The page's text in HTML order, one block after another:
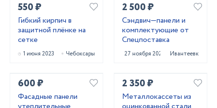
550 ₽
Гибкий кирпич в
защитной плёнке на
сетке
1 июня 2023 Чебоксары
2 500 ₽
Сэндвич—панели и
комплектующие от
Спецпоставка
27 ноября 2021 Ивантеевка
600 ₽
Фасадные панели
2 350 ₽
Металлокассеты из